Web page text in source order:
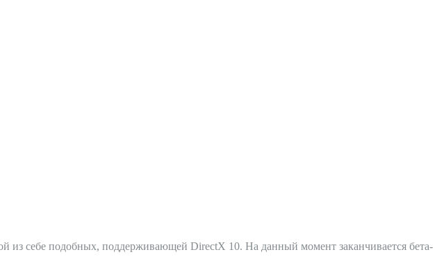
из себе подобных, поддерживающей DirectX 10. На данный момент заканчивается бета-